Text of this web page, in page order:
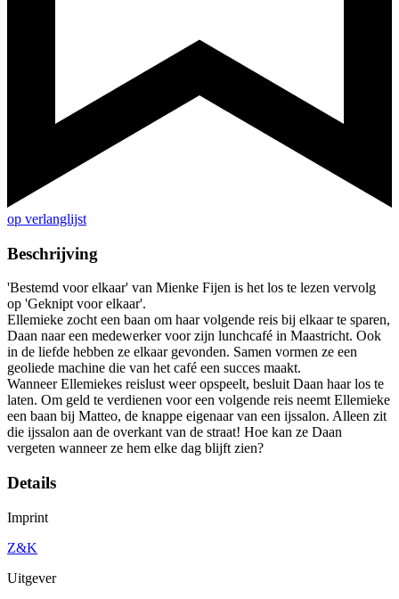
op verlanglijst
Beschrijving
'Bestemd voor elkaar' van Mienke Fijen is het los te lezen vervolg
op 'Geknipt voor elkaar'.
Ellemieke zocht een baan om haar volgende reis bij elkaar te sparen,
Daan naar een medewerker voor zijn lunchcafé in Maastricht. Ook
in de liefde hebben ze elkaar gevonden. Samen vormen ze een
geoliede machine die van het café een succes maakt.
Wanneer Ellemiekes reislust weer opspeelt, besluit Daan haar los te
laten. Om geld te verdienen voor een volgende reis neemt Ellemieke
een baan bij Matteo, de knappe eigenaar van een ijssalon. Alleen zit
die ijssalon aan de overkant van de straat! Hoe kan ze Daan
vergeten wanneer ze hem elke dag blijft zien?
Details
Imprint
Z&K
Uitgever